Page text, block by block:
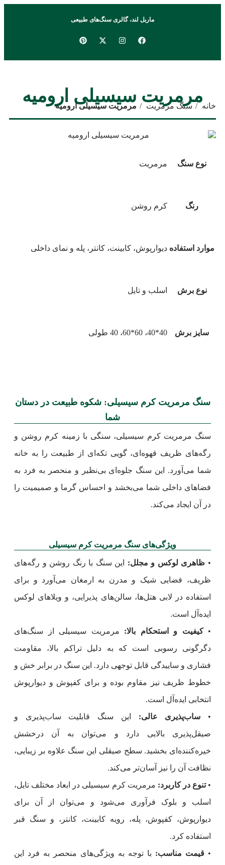
ماربل لند، گالری سنگ‌های طبیعی
مرمریت سیسیلی ارومیهخانه سنگ مرمریت مرمریت سیسیلی ارومیه
نوع سنگ مرمریت
رنگ کرم روشن
موارد استفاده دیوارپوش، کابینت، کانتر، پله و نمای داخلی
نوع برش اسلب و تایل
سایز برش 40*40، 60*60، 40 طولی
سنگ مرمریت کرم سیسیلی: شکوه طبیعت در دستان
شما
سنگ مرمریت کرم سیسیلی، سنگی با زمینه کرم روشن و
رگه‌های ظریف قهوه‌ای، گویی تکه‌ای از طبیعت را به خانه
شما می‌آورد. این سنگ جلوه‌ای بی‌نظیر و منحصر به فرد به
فضاهای داخلی شما می‌بخشد و احساس گرما و صمیمیت را
در آن ایجاد می‌کند.
ویژگی‌های سنگ مرمریت کرم سیسیلی
• ظاهری لوکس و مجلل: این سنگ با رنگ روشن و رگه‌های
ظریف، فضایی شیک و مدرن به ارمغان می‌آورد و برای
استفاده در لابی هتل‌ها، سالن‌های پذیرایی، و ویلاهای لوکس
ایده‌آل است.
•کیفیت و استحکام بالا: مرمریت سیسیلی از سنگ‌های
دگرگونی رسوبی است که به دلیل تراکم بالا، مقاومت
فشاری و ساییدگی قابل توجهی دارد. این سنگ در برابر خش و
خطوط ظریف نیز مقاوم بوده و برای کفپوش و دیوارپوش
انتخابی ایده‌آل است.
• ساب‌پذیری عالی: این سنگ قابلیت ساب‌پذیری و
صیقل‌پذیری بالایی دارد و می‌توان به آن درخشش
خیره‌کننده‌ای بخشید. سطح صیقلی این سنگ علاوه بر زیبایی،
نظافت آن را نیز آسان‌تر می‌کند.
•تنوع در کاربرد: مرمریت کرم سیسیلی در ابعاد مختلف تایل،
اسلب و بلوک فرآوری می‌شود و می‌توان از آن برای
دیوارپوش، کفپوش، پله، رویه کابینت، کانتر، و سنگ قبر
استفاده کرد.
• قیمت مناسب: با توجه به ویژگی‌های منحصر به فرد این